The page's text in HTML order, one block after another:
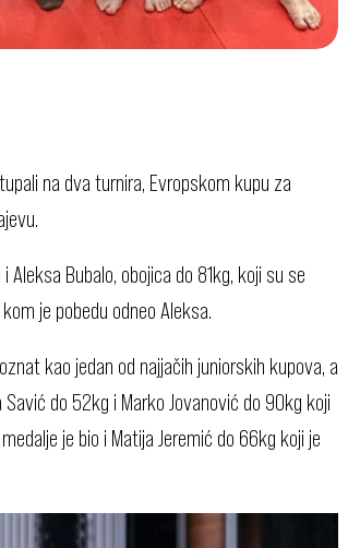
na dva turnira, Evropskom kupu za
Bubalo, obojica do 81kg, koji su se
je pobedu odneo Aleksa.
kao jedan od najjačih juniorskih kupova, a
do 52kg i Marko Jovanović do 90kg koji
je bio i Matija Jeremić do 66kg koji je